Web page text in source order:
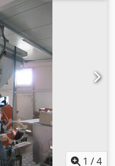
1 /4